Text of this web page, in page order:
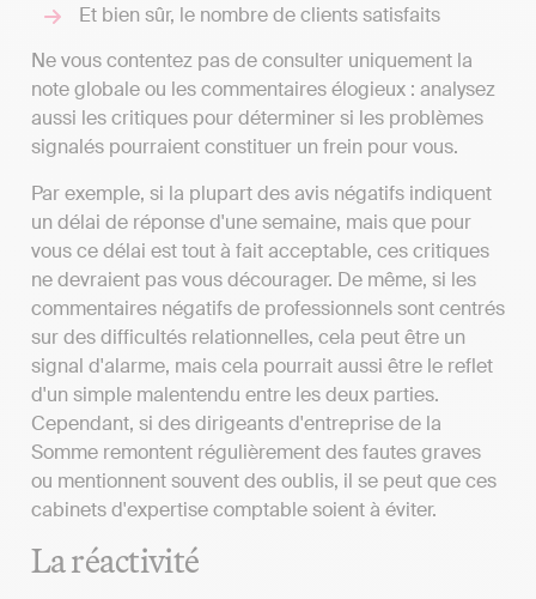
Et bien sûr, le nombre de clients satisfaits
Ne vous contentez pas de consulter uniquement la
note globale ou les commentaires élogieux : analysez
aussi les critiques pour déterminer si les problèmes
signalés pourraient constituer un frein pour vous.
Par exemple, si la plupart des avis négatifs indiquent
un délai de réponse d'une semaine, mais que pour
vous ce délai est tout à fait acceptable, ces critiques
ne devraient pas vous décourager. De même, si les
commentaires négatifs de professionnels sont centrés
sur des difficultés relationnelles, cela peut être un
signal d'alarme, mais cela pourrait aussi être le reflet
d'un simple malentendu entre les deux parties.
Cependant, si des dirigeants d'entreprise de la
Somme remontent régulièrement des fautes graves
ou mentionnent souvent des oublis, il se peut que ces
cabinets d'expertise comptable soient à éviter.
La réactivité